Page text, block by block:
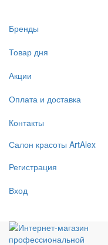
Бренды
Товар дня
Акции
Оплата и доставка
Контакты
Салон красоты ArtAlex
Регистрация
Вход